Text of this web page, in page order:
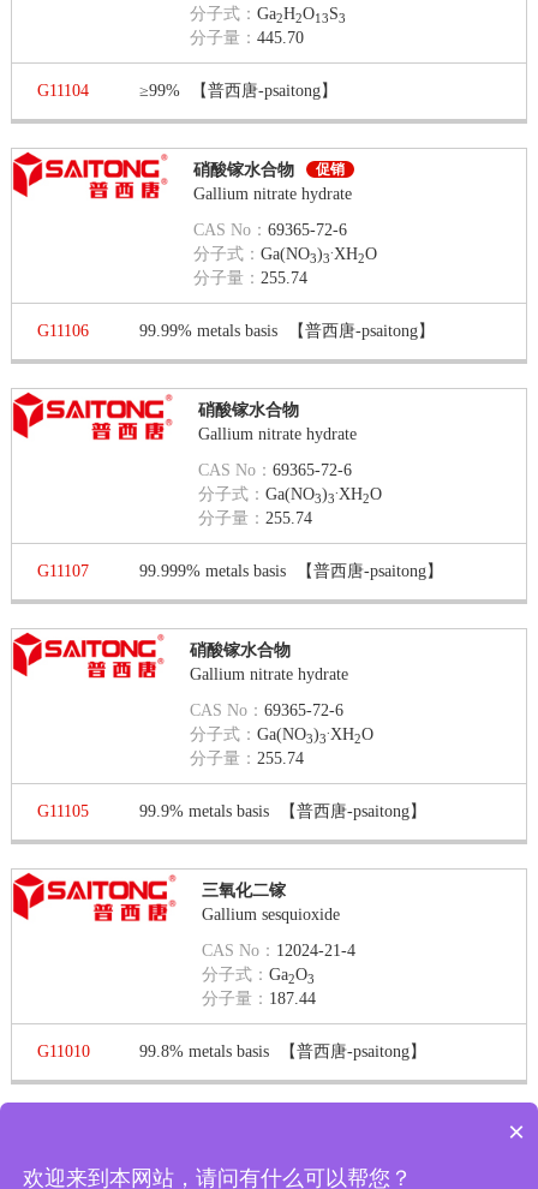
分子式：Ga2H2O13S3
分子量：445.70
G11104 ≥99% 【普西唐-psaitong】
硝酸镓水合物 促销
Gallium nitrate hydrate
CAS No：69365-72-6
分子式：Ga(NO3)3 XH2O
分子量：255.74
G11106 99.99% metals basis 【普西唐-psaitong】
硝酸镓水合物
Gallium nitrate hydrate
CAS No：69365-72-6
分子式：Ga(NO3)3 XH2O
分子量：255.74
G11107 99.999% metals basis 【普西唐-psaitong】
硝酸镓水合物
Gallium nitrate hydrate
CAS No：69365-72-6
分子式：Ga(NO3)3 XH2O
分子量：255.74
G11105 99.9% metals basis 【普西唐-psaitong】
三氧化二镓
Gallium sesquioxide
CAS No： 12024-21-4
分子式：Ga2O3
分子量： 187.44
G11010 99.8% metals basis 【普西唐-psaitong】
第 1 页 / 共 2 页 第一页 上一页 下一页
×
欢迎来到本网站，请问有什么可以帮您？